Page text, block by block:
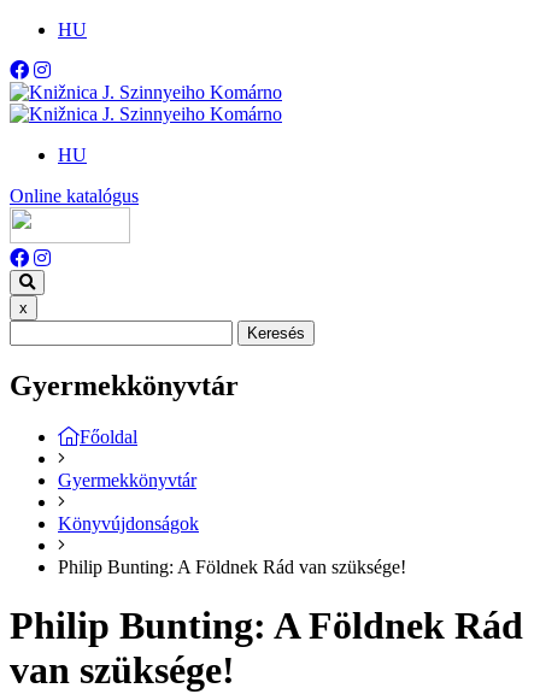
HU
HU
Online katalógus
x
Keresés
Gyermekkönyvtár
Főoldal
Gyermekkönyvtár
Könyvújdonságok
Philip Bunting: A Földnek Rád van szüksége!
Philip Bunting: A Földnek Rád
van szüksége!